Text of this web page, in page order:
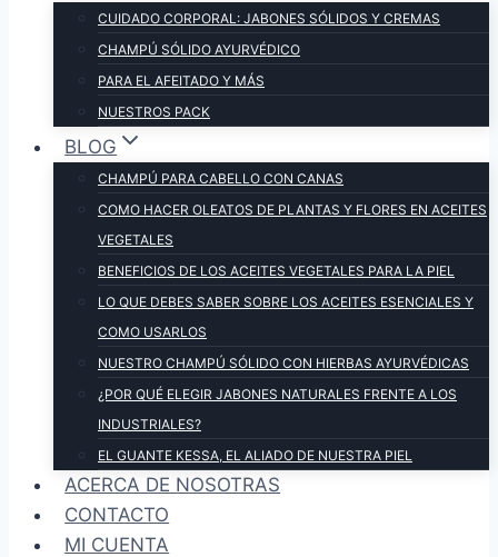
CUIDADO CORPORAL: JABONES SÓLIDOS Y CREMAS
CHAMPÚ SÓLIDO AYURVÉDICO
PARA EL AFEITADO Y MÁS
NUESTROS PACK
BLOG
CHAMPÚ PARA CABELLO CON CANAS
COMO HACER OLEATOS DE PLANTAS Y FLORES EN ACEITES
VEGETALES
BENEFICIOS DE LOS ACEITES VEGETALES PARA LA PIEL
LO QUE DEBES SABER SOBRE LOS ACEITES ESENCIALES Y
COMO USARLOS
NUESTRO CHAMPÚ SÓLIDO CON HIERBAS AYURVÉDICAS
¿POR QUÉ ELEGIR JABONES NATURALES FRENTE A LOS
INDUSTRIALES?
EL GUANTE KESSA, EL ALIADO DE NUESTRA PIEL
ACERCA DE NOSOTRAS
CONTACTO
MI CUENTA